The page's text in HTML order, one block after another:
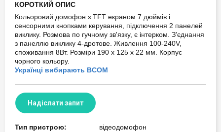
beginning
of
the
images
КОРОТКИЙ ОПИС
Кольоровий домофон з TFT екраном 7 дюймів і
сенсорними кнопками керування, підключення 2 панелей
виклику. Розмова по гучному зв'язку, є інтерком. З'єднання
з панеллю виклику 4-дротове. Живлення 100-240V,
споживання 8Вт. Розміри 190 х 125 х 22 мм. Корпус
чорного кольору.
Українці вибирають BCOM
Надіслати запит
Тип пристрою: відеодомофон